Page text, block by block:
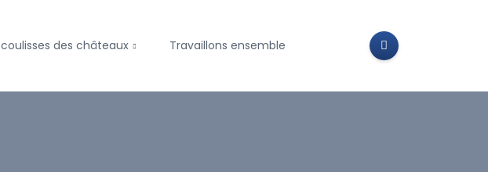
des châteaux Travaillons ensemble